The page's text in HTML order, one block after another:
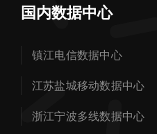
国内数据中心
镇江电信数据中心
江苏盐城移动数据中心
浙江宁波多线数据中心